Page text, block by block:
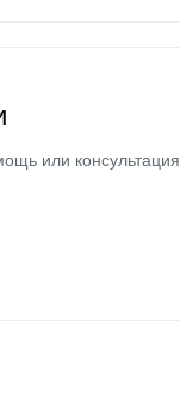
или консультация